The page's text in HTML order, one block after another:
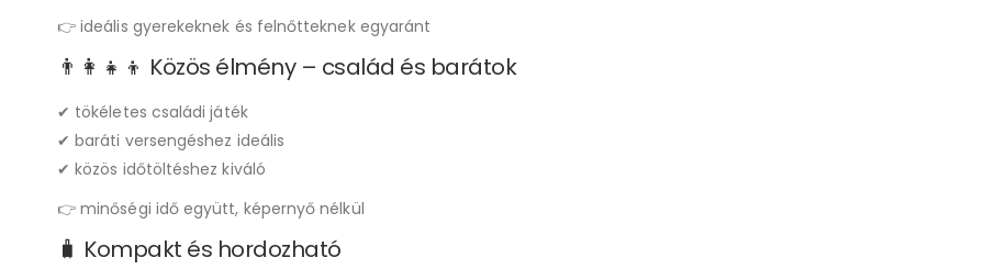
👉 ideális gyerekeknek és felnőtteknek egyaránt
👨‍👩‍👧‍👦 Közös élmény – család és barátok
✔ tökéletes családi játék
✔ baráti versengéshez ideális
✔ közös időtöltéshez kiváló
👉 minőségi idő együtt, képernyő nélkül
🧳 Kompakt és hordozható